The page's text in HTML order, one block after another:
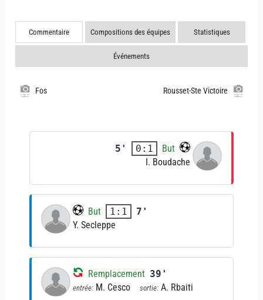
Commentaire Compositions des équipes Statistiques
Événements
Fos Rousset-Ste Victoire
5' 0:1
But
I. Boudache
But 1:1
7'
Y. Secleppe
Remplacement 39'
entrée: M. Cesco sortie: A. Rbaiti